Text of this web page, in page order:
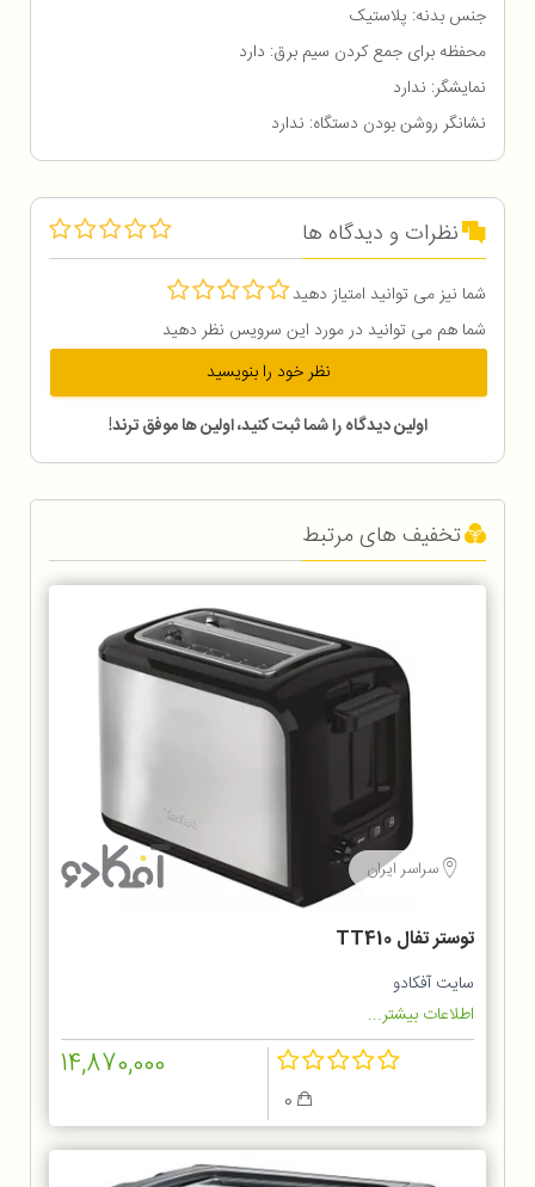
جنس بدنه: پلاستیک
محفظه برای جمع كردن سیم برق: دارد
نمایشگر: ندارد
نشانگر روشن بودن دستگاه: ندارد
نظرات و دیدگاه ها
شما نیز می توانید امتیاز دهید
شما هم می توانید در مورد این سرویس نظر دهید
نظر خود را بنویسید
اولین دیدگاه را شما ثبت کنید، اولین ها موفق ترند!
تخفیف های مرتبط
سراسر ایران
توستر تفال TT410
سایت آفکادو
اطلاعات بیشتر...
14,870,000